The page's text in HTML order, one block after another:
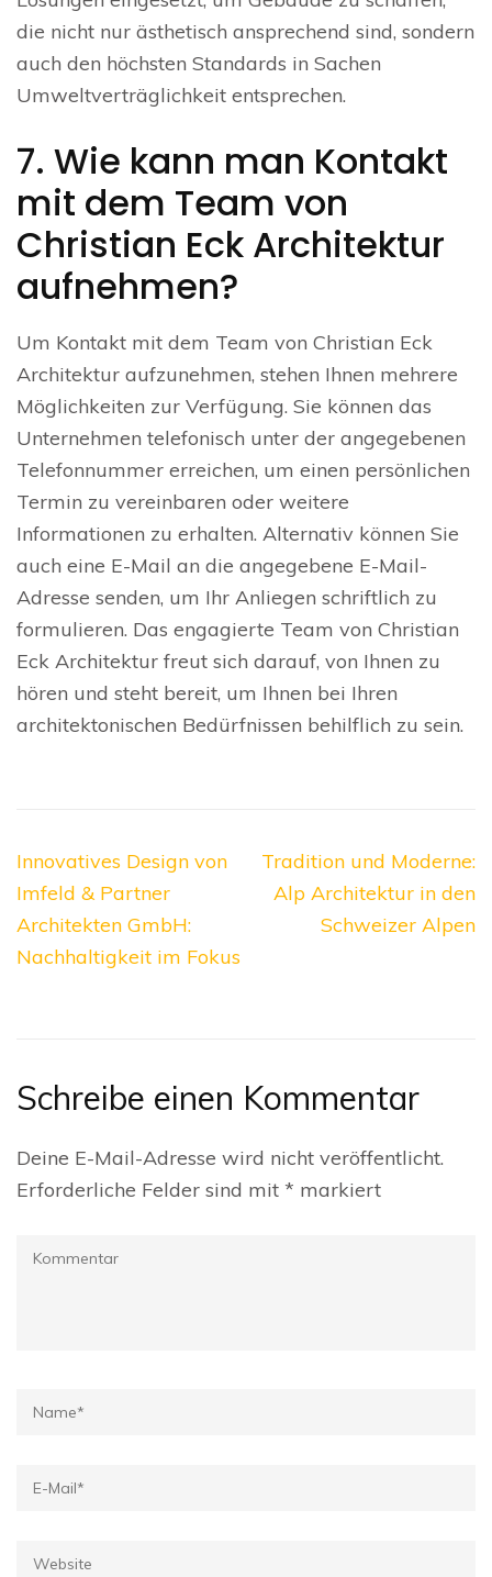
die nicht nur ästhetisch ansprechend sind, sondern
auch den höchsten Standards in Sachen
Umweltverträglichkeit entsprechen.
7. Wie kann man Kontakt
mit dem Team von
Christian Eck Architektur
aufnehmen?
Um Kontakt mit dem Team von Christian Eck
Architektur aufzunehmen, stehen Ihnen mehrere
Möglichkeiten zur Verfügung. Sie können das
Unternehmen telefonisch unter der angegebenen
Telefonnummer erreichen, um einen persönlichen
Termin zu vereinbaren oder weitere
Informationen zu erhalten. Alternativ können Sie
auch eine E-Mail an die angegebene E-Mail-
Adresse senden, um Ihr Anliegen schriftlich zu
formulieren. Das engagierte Team von Christian
Eck Architektur freut sich darauf, von Ihnen zu
hören und steht bereit, um Ihnen bei Ihren
architektonischen Bedürfnissen behilflich zu sein.
Beitragsnavigation
Innovatives Design von
Imfeld & Partner
Architekten GmbH:
Nachhaltigkeit im Fokus
Tradition und Moderne:
Alp Architektur in den
Schweizer Alpen
Schreibe einen Kommentar
Deine E-Mail-Adresse wird nicht veröffentlicht.
Erforderliche Felder sind mit * markiert
Kommentar
Name*
E-
Website